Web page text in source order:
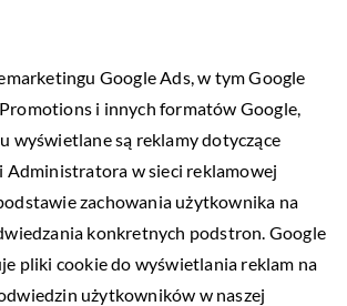
Google Ads, w tym Google
i innych formatów Google,
wyświetlane są reklamy dotyczące
Administratora w sieci reklamowej
zachowania użytkownika na
konkretnych podstron. Google
pliki cookie do wyświetlania reklam na
użytkowników w naszej